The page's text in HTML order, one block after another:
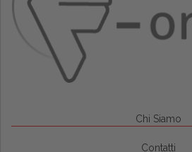
Chi Siamo
Contatti